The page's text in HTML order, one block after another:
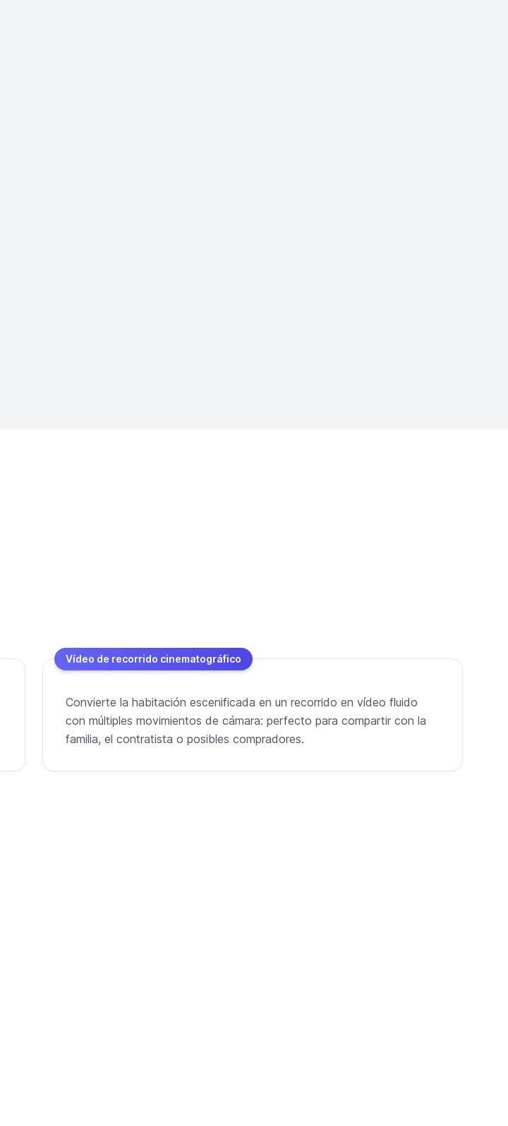
Vídeo de recorrido cinematográfico
Convierte la habitación escenificada en un recorrido en vídeo fluido
con múltiples movimientos de cámara: perfecto para compartir con la
familia, el contratista o posibles compradores.